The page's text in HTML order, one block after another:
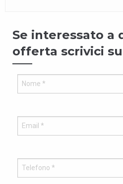
Se interessato a
offerta scrivici